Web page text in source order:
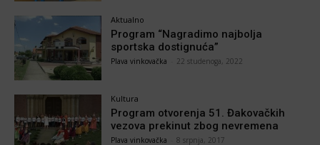
Aktualno
Program “Nagradimo najbolja
sportska dostignuća”
Plava vinkovačka 22 studenoga, 2022
Kultura
Program otvorenja 51. Đakovačkih
vezova prekinut zbog nevremena
Plava vinkovačka 8 srpnja, 2017